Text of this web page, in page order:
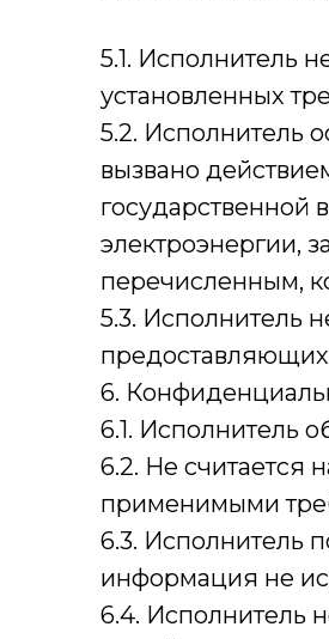
5.1. Исполнитель
установленных
5.2. Исполнитель
вызвано
государственной
электроэнергии,
перечисленным,
5.3. Исполнитель
предоставляющих
6.
6.1. Исполнитель
6.2. Не считается
применимыми
6.3. Исполнитель
информация не
6.4. Исполнитель